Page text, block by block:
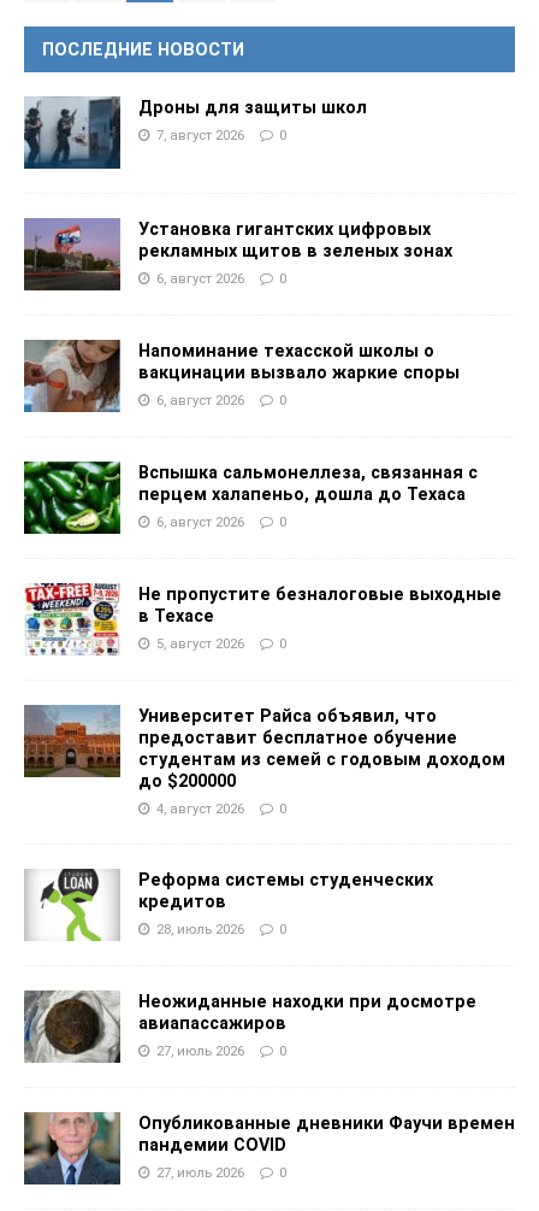
ПОСЛЕДНИЕ НОВОСТИ
Дроны для защиты школ
7, август 2026 0
Установка гигантских цифровых
рекламных щитов в зеленых зонах
6, август 2026 0
Напоминание техасской школы о
вакцинации вызвало жаркие споры
6, август 2026 0
Вспышка сальмонеллеза, связанная с
перцем халапеньо, дошла до Техаса
6, август 2026 0
Не пропустите безналоговые выходные
в Техасе
5, август 2026 0
Университет Райса объявил, что
предоставит бесплатное обучение
студентам из семей с годовым доходом
до $200000
4, август 2026 0
Реформа системы студенческих
кредитов
28, июль 2026 0
Неожиданные находки при досмотре
авиапассажиров
27, июль 2026 0
Опубликованные дневники Фаучи времен
пандемии COVID
27, июль 2026 0